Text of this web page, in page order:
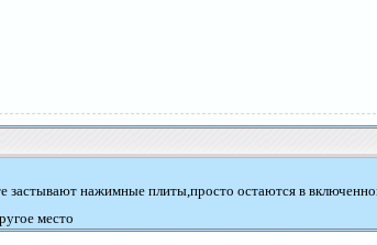
застывают нажимные плиты,просто остаются в
место